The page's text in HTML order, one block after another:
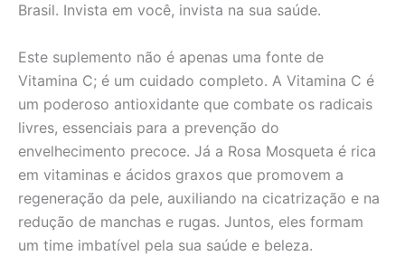
Brasil. Invista em você, invista na sua saúde.
Este suplemento não é apenas uma fonte de
Vitamina C; é um cuidado completo. A Vitamina C é
um poderoso antioxidante que combate os radicais
livres, essenciais para a prevenção do
envelhecimento precoce. Já a Rosa Mosqueta é rica
em vitaminas e ácidos graxos que promovem a
regeneração da pele, auxiliando na cicatrização e na
redução de manchas e rugas. Juntos, eles formam
um time imbatível pela sua saúde e beleza.